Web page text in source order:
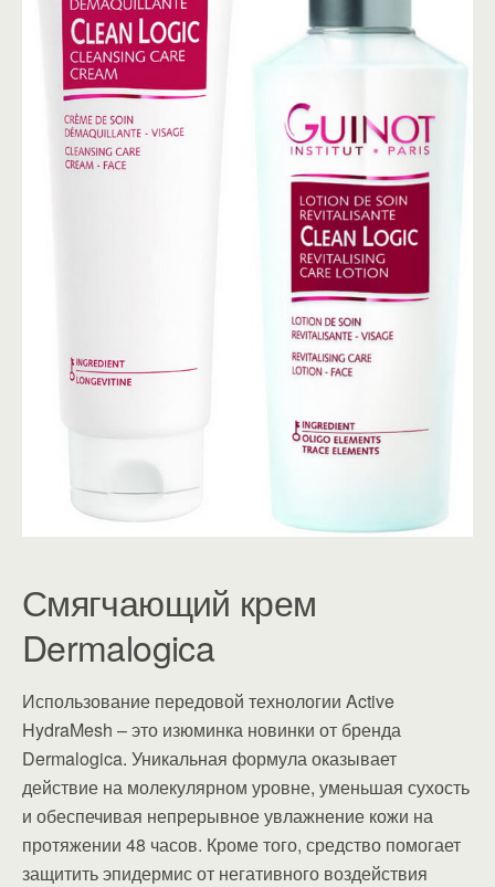
Смягчающий крем
Dermalogica
Использование передовой технологии Active
HydraMesh – это изюминка новинки от бренда
Dermalogica. Уникальная формула оказывает
действие на молекулярном уровне, уменьшая сухость
и обеспечивая непрерывное увлажнение кожи на
протяжении 48 часов. Кроме того, средство помогает
защитить эпидермис от негативного воздействия